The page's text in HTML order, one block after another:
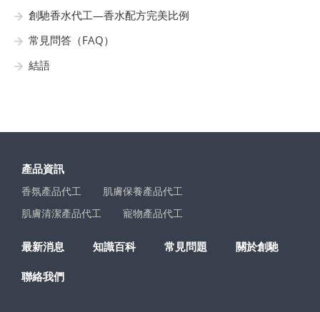
創馳香水代工—香水配方完美比例
常見問答（FAQ）
結語
產品資訊
香氛產品代工
肌膚保養產品代工
肌膚清潔產品代工
寵物產品代工
最新消息 知識百科 常見問題 關於創馳
聯絡我們